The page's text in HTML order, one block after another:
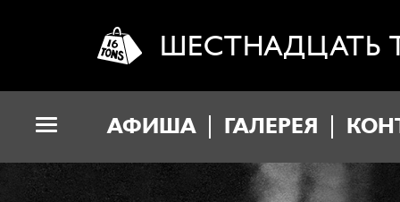
ШЕСТНАДЦАТЬ
АФИША ГАЛЕРЕЯ